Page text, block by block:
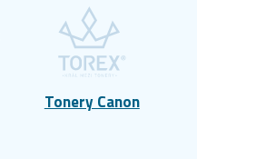
Tonery Canon